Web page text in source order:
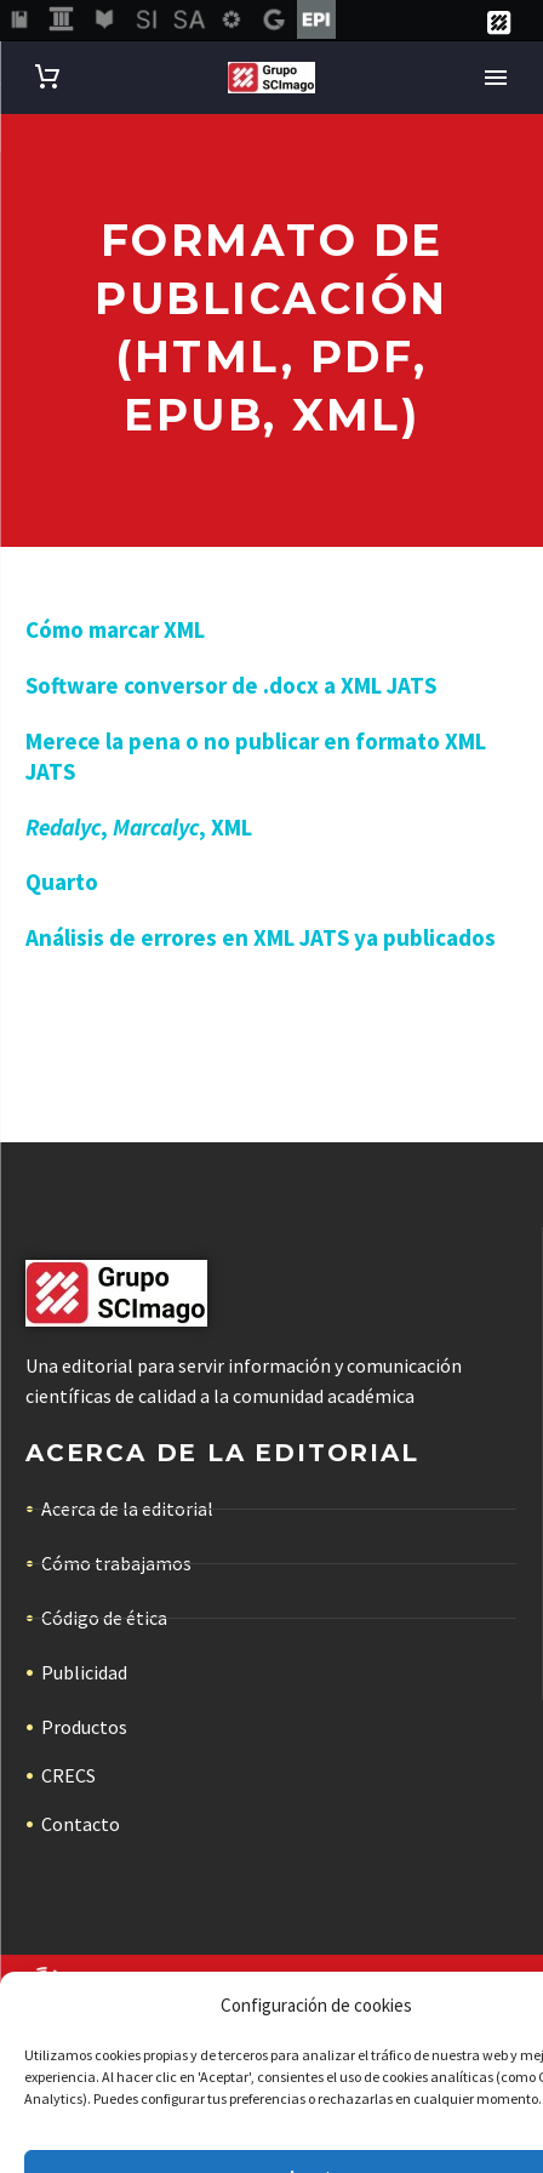
Configuración de cookies
Utilizamos cookies propias y de terceros para analizar el tráfico de nuestra web y
experiencia. Al hacer clic en 'Aceptar', consientes el uso de cookies analíticas (como
Analytics). Puedes configurar tus preferencias o rechazarlas en cualquier momento.
FORMATO DE
PUBLICACIÓN
(HTML, PDF,
EPUB, XML)
Cómo marcar XML
Software conversor de .docx a XML JATS
Merece la pena o no publicar en formato XML
JATS
Redalyc, Marcalyc, XML
Quarto
Análisis de errores en XML JATS ya publicados
Una editorial para servir información y comunicación
científicas de calidad a la comunidad académica
ACERCA DE LA EDITORIAL
Acerca de la editorial
Cómo trabajamos
Código de ética
Publicidad
Productos
CRECS
Contacto